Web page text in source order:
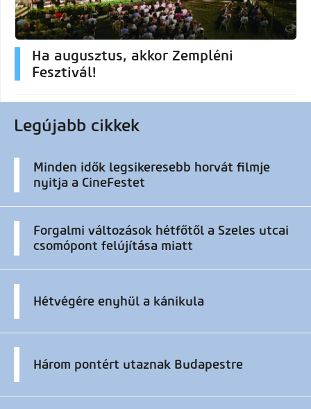
Ha augusztus, akkor Zempléni
Fesztivál!
Legújabb cikkek
Minden idők legsikeresebb horvát filmje
nyitja a CineFestet
Forgalmi változások hétfőtől a Szeles utcai
csomópont felújítása miatt
Hétvégére enyhül a kánikula
Három pontért utaznak Budapestre